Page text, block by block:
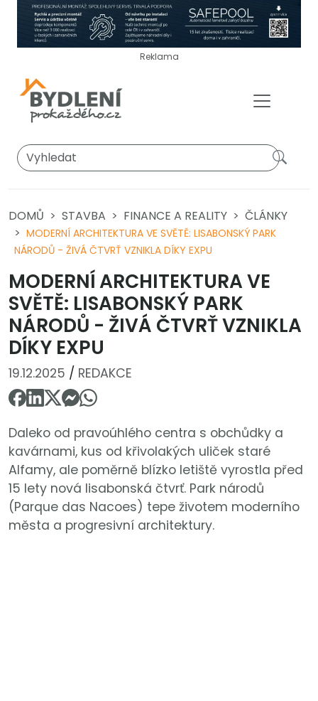
Reklama
DOMŮ STAVBA FINANCE A REALITY ČLÁNKY
MODERNÍ ARCHITEKTURA VE SVĚTĚ: LISABONSKÝ PARK
NÁRODŮ - ŽIVÁ ČTVRŤ VZNIKLA DÍKY EXPU
MODERNÍ ARCHITEKTURA VE
SVĚTĚ: LISABONSKÝ PARK
NÁRODŮ - ŽIVÁ ČTVRŤ VZNIKLA
DÍKY EXPU
19.12.2025 / REDAKCE
Daleko od pravoúhlého centra s obchůdky a
kavárnami, kus od křivolakých uliček staré
Alfamy, ale poměrně blízko letiště vyrostla před
15 lety nová lisabonská čtvrť. Park národů
(Parque das Nacoes) tepe životem moderního
města a progresivní architektury.